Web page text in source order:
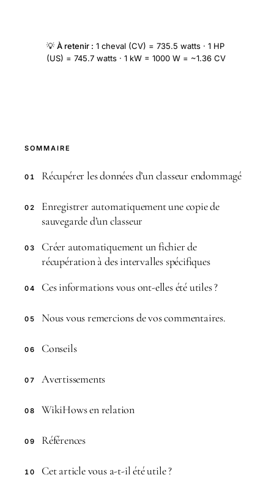
💡 À retenir : 1 cheval (CV) = 735.5 watts · 1 HP
(US) = 745.7 watts · 1 kW = 1000 W = ~1.36 CV
SOMMAIRE
01 Récupérer les données d’un classeur endommagé
02
Enregistrer automatiquement une copie de
sauvegarde d’un classeur
03
Créer automatiquement un fichier de
récupération à des intervalles spécifiques
04 Ces informations vous ont-elles été utiles ?
05 Nous vous remercions de vos commentaires.
06 Conseils
07 Avertissements
08 WikiHows en relation
09 Références
10 Cet article vous a-t-il été utile ?